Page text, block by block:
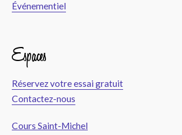
Événementiel
Espaces
Réservez votre essai gratuit
Contactez-nous
Cours Saint-Michel